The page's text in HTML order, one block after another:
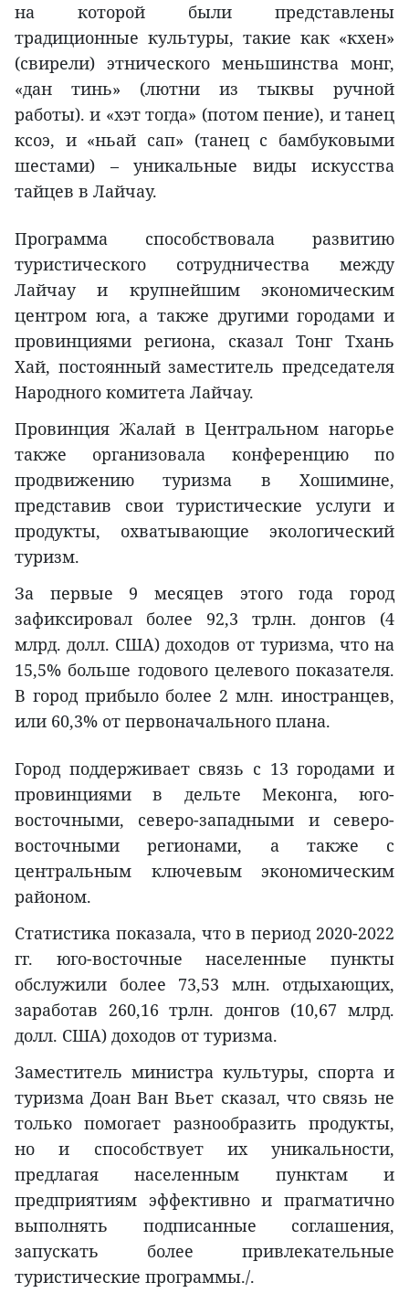
на которой были представлены
традиционные культуры, такие как «кхен»
(свирели) этнического меньшинства монг,
«дан тинь» (лютни из тыквы ручной
работы). и «хэт тогда» (потом пение), и танец
ксоэ, и «ньай сап» (танец с бамбуковыми
шестами) – уникальные виды искусства
тайцев в Лайчау.
Программа способствовала развитию
туристического сотрудничества между
Лайчау и крупнейшим экономическим
центром юга, а также другими городами и
провинциями региона, сказал Тонг Тхань
Хай, постоянный заместитель председателя
Народного комитета Лайчау.
Провинция Жалай в Центральном нагорье
также организовала конференцию по
продвижению туризма в Хошимине,
представив свои туристические услуги и
продукты, охватывающие экологический
туризм.
За первые 9 месяцев этого года город
зафиксировал более 92,3 трлн. донгов (4
млрд. долл. США) доходов от туризма, что на
15,5% больше годового целевого показателя.
В город прибыло более 2 млн. иностранцев,
или 60,3% от первоначального плана.
Город поддерживает связь с 13 городами и
провинциями в дельте Меконга, юго-
восточными, северо-западными и северо-
восточными регионами, а также с
центральным ключевым экономическим
районом.
Статистика показала, что в период 2020-2022
гг. юго-восточные населенные пункты
обслужили более 73,53 млн. отдыхающих,
заработав 260,16 трлн. донгов (10,67 млрд.
долл. США) доходов от туризма.
Заместитель министра культуры, спорта и
туризма Доан Ван Вьет сказал, что связь не
только помогает разнообразить продукты,
но и способствует их уникальности,
предлагая населенным пунктам и
предприятиям эффективно и прагматично
выполнять подписанные соглашения,
запускать более привлекательные
туристические программы./.